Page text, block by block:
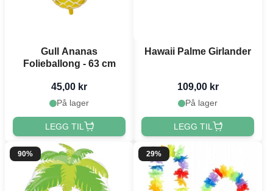
Gull Ananas
Folieballong - 63 cm
45,00 kr
På lager
LEGG TIL
Hawaii Palme Girlander
109,00 kr
På lager
LEGG TIL
90% 29%